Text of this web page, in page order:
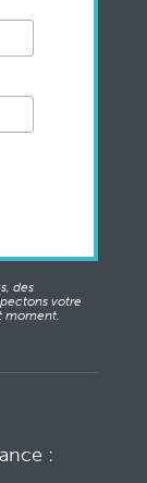
des
votre
moment.
: